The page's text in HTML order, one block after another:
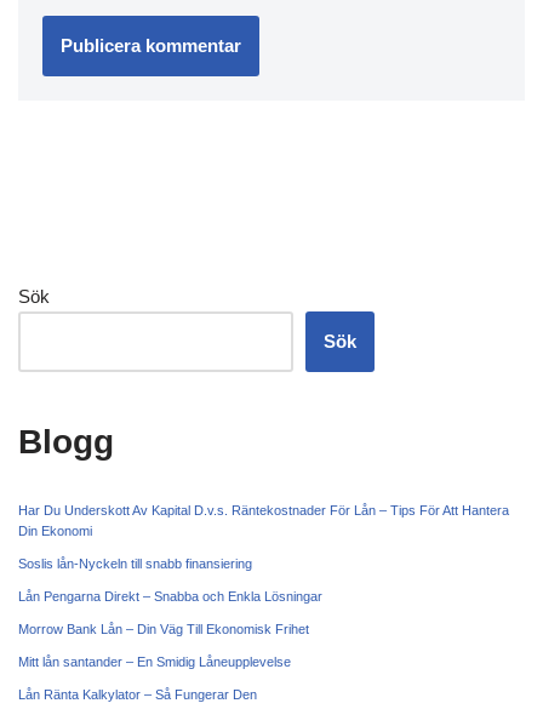
Sök
Sök
Blogg
Har Du Underskott Av Kapital D.v.s. Räntekostnader För Lån – Tips För Att Hantera
Din Ekonomi
Soslis lån-Nyckeln till snabb finansiering
Lån Pengarna Direkt – Snabba och Enkla Lösningar
Morrow Bank Lån – Din Väg Till Ekonomisk Frihet
Mitt lån santander – En Smidig Låneupplevelse
Lån Ränta Kalkylator – Så Fungerar Den